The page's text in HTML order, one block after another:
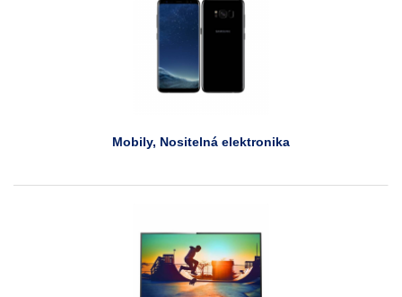
Mobily, Nositelná elektronika